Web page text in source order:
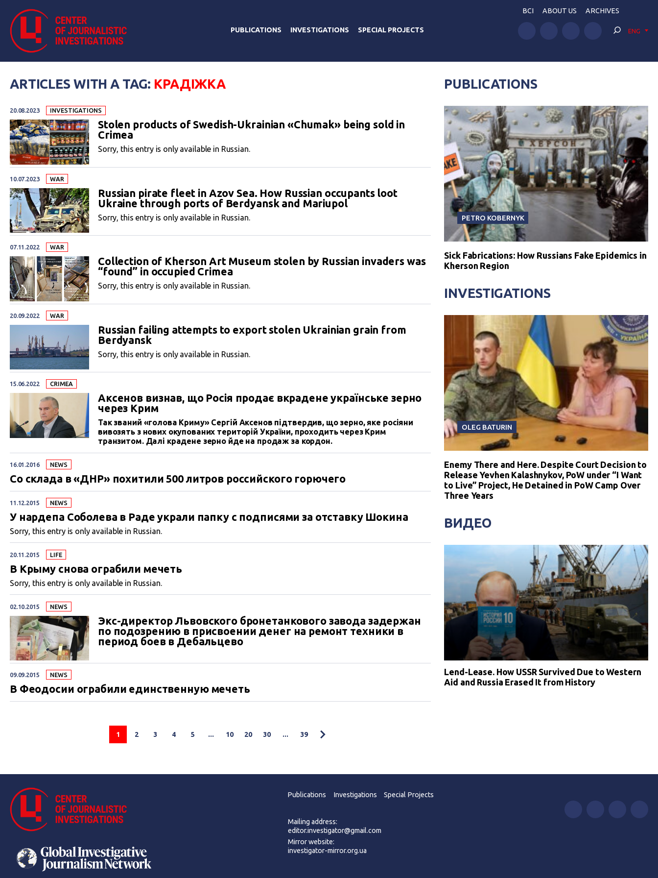
PUBLICATIONS INVESTIGATIONS SPECIAL PROJECTS
BCI ABOUT US ARCHIVES
ENG
ARTICLES WITH A TAG: КРАДІЖКА
20.08.2023 INVESTIGATIONS
Stolen products of Swedish-Ukrainian «Chumak» being sold in
Crimea
Sorry, this entry is only available in Russian.
10.07.2023 WAR
Russian pirate fleet in Azov Sea. How Russian occupants loot
Ukraine through ports of Berdyansk and Mariupol
Sorry, this entry is only available in Russian.
07.11.2022 WAR
Collection of Kherson Art Museum stolen by Russian invaders was
“found” in occupied Crimea
Sorry, this entry is only available in Russian.
20.09.2022 WAR
Russian failing attempts to export stolen Ukrainian grain from
Berdyansk
Sorry, this entry is only available in Russian.
15.06.2022 CRIMEA
Аксенов визнав, що Росія продає вкрадене українське зерно
через Крим
Так званий «голова Криму» Сергій Аксенов підтвердив, що зерно, яке росіяни
вивозять з нових окупованих територій України, проходить через Крим
транзитом. Далі крадене зерно йде на продаж за кордон.
16.01.2016 NEWS
Со склада в «ДНР» похитили 500 литров российского горючего
11.12.2015 NEWS
У нардепа Соболева в Раде украли папку с подписями за отставку Шокина
Sorry, this entry is only available in Russian.
20.11.2015 LIFE
В Крыму снова ограбили мечеть
Sorry, this entry is only available in Russian.
02.10.2015 NEWS
Экс-директор Львовского бронетанкового завода задержан
по подозрению в присвоении денег на ремонт техники в
период боев в Дебальцево
09.09.2015 NEWS
В Феодосии ограбили единственную мечеть
1 2 3 4 5 ... 10 20 30 ... 39
PUBLICATIONS
PETRO KOBERNYK
Sick Fabrications: How Russians Fake Epidemics in
Kherson Region
INVESTIGATIONS
OLEG BATURIN
Enemy There and Here. Despite Court Decision to
Release Yevhen Kalashnykov, PoW under “I Want
to Live” Project, He Detained in PoW Camp Over
Three Years
ВИДЕО
Lend-Lease. How USSR Survived Due to Western
Aid and Russia Erased It from History
Publications Investigations Special Projects
Mailing address:
editor.investigator@gmail.com
Mirror website:
investigator-mirror.org.ua